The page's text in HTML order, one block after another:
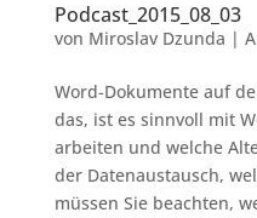
Podcast_2015_08_03
von Miroslav Dzunda |
Word-Dokumente auf
das, ist es sinnvoll mit
arbeiten und welche
der Datenaustausch,
müssen Sie beachten,